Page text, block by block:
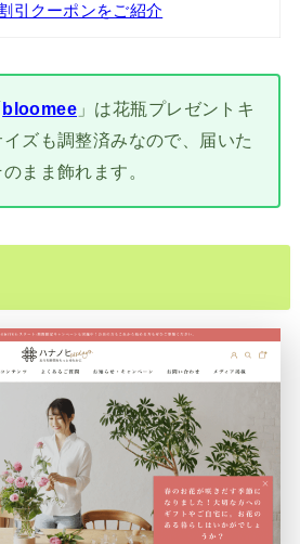
引クーポンをご紹介
bloomee 」は花瓶プレゼントキ
ズも調整済みなので、届いた
のまま飾れます。